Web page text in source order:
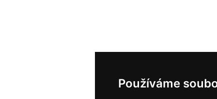
Používáme